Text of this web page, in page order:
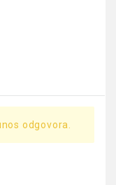
odgovora.